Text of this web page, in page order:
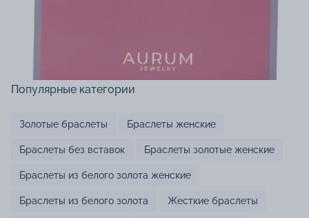
Популярные категории
Золотые браслеты Браслеты женские
Браслеты без вставок Браслеты золотые женские
Браслеты из белого золота женские
Браслеты из белого золота Жесткие браслеты